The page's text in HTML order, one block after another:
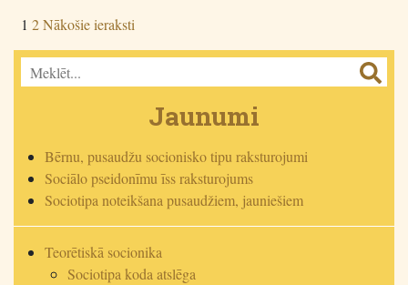
Ziņu
numerācija
pēc
1 2Nākošie ieraksti
Jaunumi
Bērnu, pusaudžu socionisko tipu raksturojumi
Sociālo pseidonīmu īss raksturojums
Sociotipa noteikšana pusaudžiem, jauniešiem
Teorētiskā socionika
Sociotipa koda atslēga